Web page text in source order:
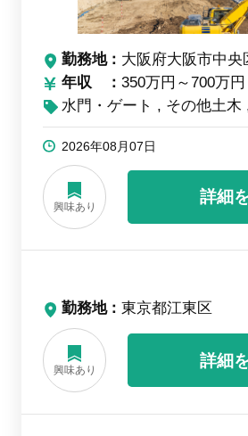
勤務地
大阪府大阪市中央
年収
350万円～700万円
水門・ゲート
その他土木
2026年08月07日
興味あり
詳細
勤務地 東京都江東区
興味あり
詳細